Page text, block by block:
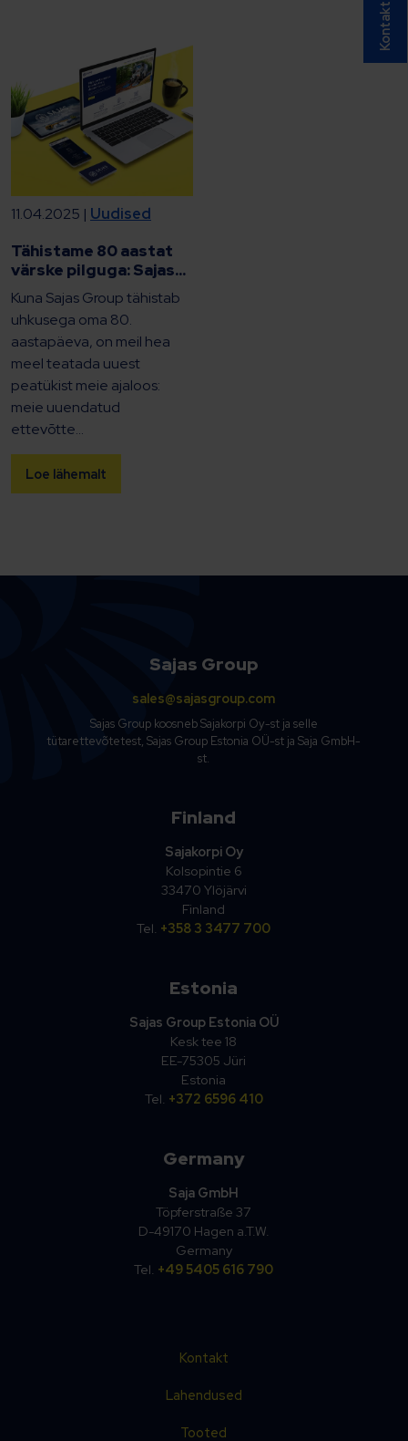
11.04.2025 | Uudised
Tähistame 80 aastat
värske pilguga: Sajas...
Kuna Sajas Group tähistab
uhkusega oma 80.
aastapäeva, on meil hea
meel teatada uuest
peatükist meie ajaloos:
meie uuendatud
ettevõtte...
Loe lähemalt
Sajas Group
sales@sajasgroup.com
Sajas Group koosneb Sajakorpi Oy-st ja selle
tütarettevõtetest, Sajas Group Estonia OÜ-st ja Saja GmbH-
st.
Finland
Sajakorpi Oy
Kolsopintie 6
33470 Ylöjärvi
Finland
Tel. +358 3 3477 700
Estonia
Sajas Group Estonia OÜ
Kesk tee 18
EE-75305 Jüri
Estonia
Tel. +372 6596 410
Germany
Saja GmbH
Töpferstraße 37
D-49170 Hagen a.T.W.
Germany
Tel. +49 5405 616 790
Kontakt
Lahendused
Tooted
Kontakt